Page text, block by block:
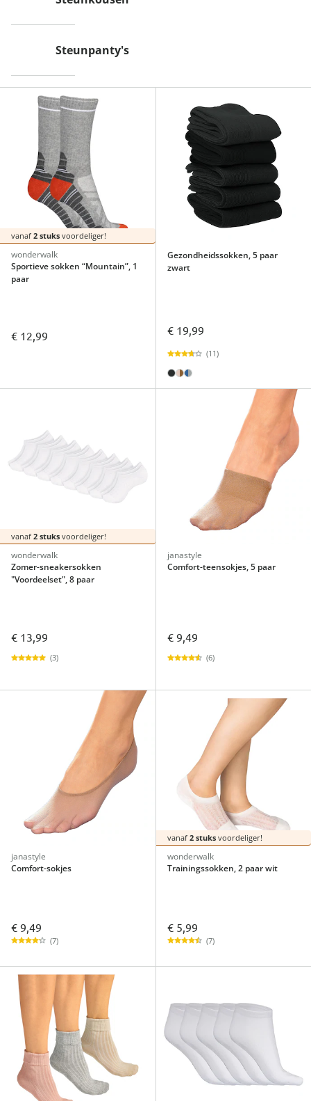
Steunpanty's
vanaf 2 stuks voordeliger!
wonderwalk
Sportieve sokken “Mountain”, 1
paar
€ 12,99
Gezondheidssokken, 5 paar
zwart
€ 19,99
(11)
vanaf 2 stuks voordeliger!
wonderwalk
Zomer-sneakersokken
"Voordeelset", 8 paar
€ 13,99
(3)
janastyle
Comfort-teensokjes, 5 paar
€ 9,49
(6)
janastyle
Comfort-sokjes
€ 9,49
(7)
vanaf 2 stuksvoordeliger!
wonderwalk
Trainingssokken, 2 paar wit
€ 5,99
(7)